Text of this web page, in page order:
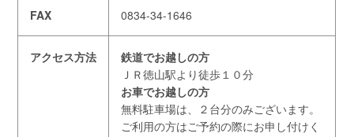
FAX 0834-34-1646
アクセス方法
鉄道でお越しの方
ＪＲ徳山駅より徒歩１０分
お車でお越しの方
無料駐車場は、２台分のみございます。
ご利用の方はご予約の際にお申し付けく